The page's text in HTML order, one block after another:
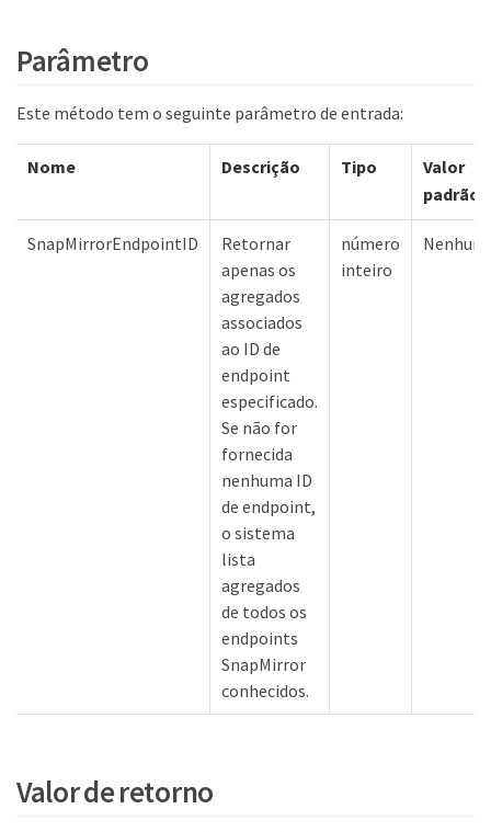
Parâmetro
Este método tem o seguinte parâmetro de entrada:
Nome Descrição Tipo
Valor
padrão
SnapMirrorEndpointID
Retornar
apenas os
agregados
associados
ao ID de
endpoint
especificado.
Se não for
fornecida
nenhuma ID
de endpoint,
o sistema
lista
agregados
de todos os
endpoints
SnapMirror
conhecidos.
número
inteiro
Nenhum
Valor de retorno